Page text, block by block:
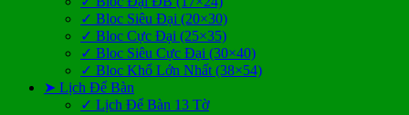
✓ Bloc Siêu Đại (20×30)
✓ Bloc Cực Đại (25×35)
✓ Bloc Siêu Cực Đại (30×40)
✓ Bloc Khổ Lớn Nhất (38×54)
➤ Lịch Để Bàn
✓ Lịch Để Bàn 13 Tờ